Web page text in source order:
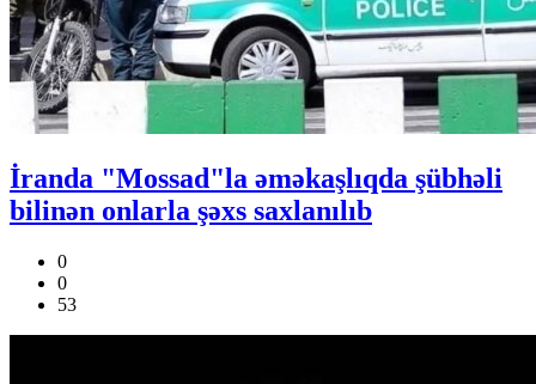
İranda "Mossad"la əməkaşlıqda şübhəli
bilinən onlarla şəxs saxlanılıb
0
0
53